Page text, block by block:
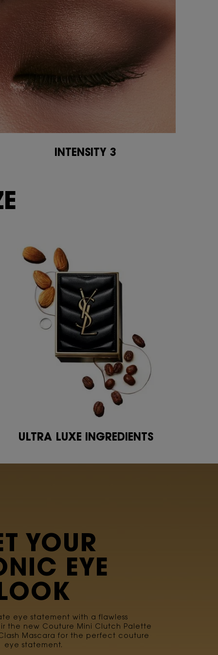
INTENSITY 3
ULTRA LUXE INGREDIENTS
YOUR
EYE
eye statement with a flawless
the new Couture Mini Clutch Palette
Mascara for the perfect couture
eye statement.